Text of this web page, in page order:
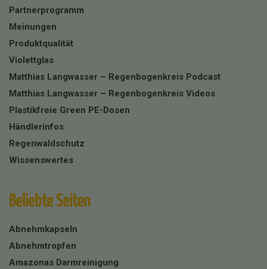
Partnerprogramm
Meinungen
Produktqualität
Violettglas
Matthias Langwasser – Regenbogenkreis Podcast
Matthias Langwasser – Regenbogenkreis Videos
Plastikfreie Green PE-Dosen
Händlerinfos
Regenwaldschutz
Wissenswertes
Beliebte Seiten
Abnehmkapseln
Abnehmtropfen
Amazonas Darmreinigung